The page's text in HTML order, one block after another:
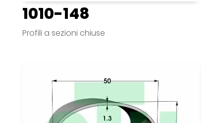
1010-148
Profili a sezioni chiuse